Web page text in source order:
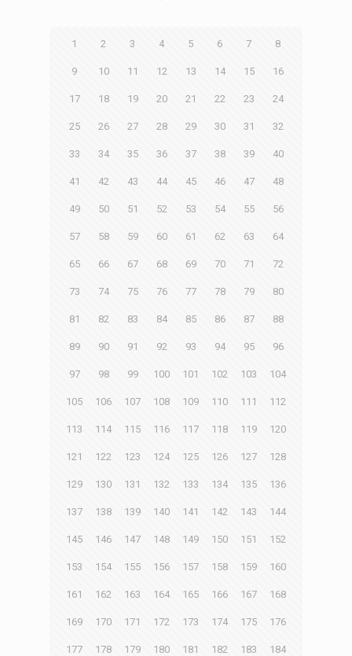
1 2 3 4 5 6 7 8
9 10 11 12 13 14 15 16
17 18 19 20 21 22 23 24
25 26 27 28 29 30 31 32
33 34 35 36 37 38 39 40
41 42 43 44 45 46 47 48
49 50 51 52 53 54 55 56
57 58 59 60 61 62 63 64
65 66 67 68 69 70 71 72
73 74 75 76 77 78 79 80
81 82 83 84 85 86 87 88
89 90 91 92 93 94 95 96
97 98 99 100 101 102 103 104
105 106 107 108 109 110 111 112
113 114 115 116 117 118 119 120
121 122 123 124 125 126 127 128
129 130 131 132 133 134 135 136
137 138 139 140 141 142 143 144
145 146 147 148 149 150 151 152
153 154 155 156 157 158 159 160
161 162 163 164 165 166 167 168
169 170 171 172 173 174 175 176
177 178 179 180 181 182 183 184